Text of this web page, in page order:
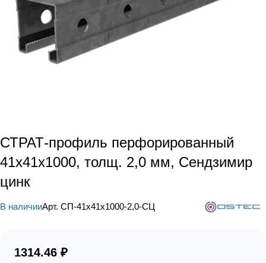
СТРАТ-профиль перфорированный
41х41х1000, толщ. 2,0 мм, Сендзимир
цинк
В наличииАрт. СП-41х41х1000-2,0-СЦ
1314.46 ₽